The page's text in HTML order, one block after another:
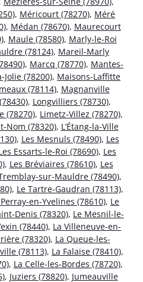
, Méricourt (78270), Méré
, Médan (78670), Maurecourt
, Maule (78580), Marly-le-Roi
(78124), Mareil-Marly
, Marcq (78770), Mantes-
Jolie (78200), Maisons-Laffitte
(78114), Magnanville
, Longvilliers (78730),
(78270), Limetz-Villez (78270),
Nom (78320), L’Étang-la-Ville
, Les Mesnuls (78490), Les
Essarts-le-Roi (78690), Les
, Les Bréviaires (78610), Les
sur-Mauldre (78490),
, Le Tartre-Gaudran (78113),
en-Yvelines (78610), Le
Denis (78320), Le Mesnil-le-
(78440), La Villeneuve-en-
(78320), La Queue-les-
(78113), La Falaise (78410),
, La Celle-les-Bordes (78720),
, Juziers (78820), Jumeauville